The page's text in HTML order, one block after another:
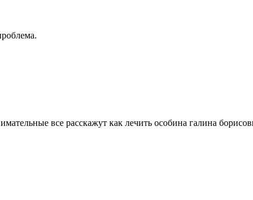
все расскажут как лечить особина галина